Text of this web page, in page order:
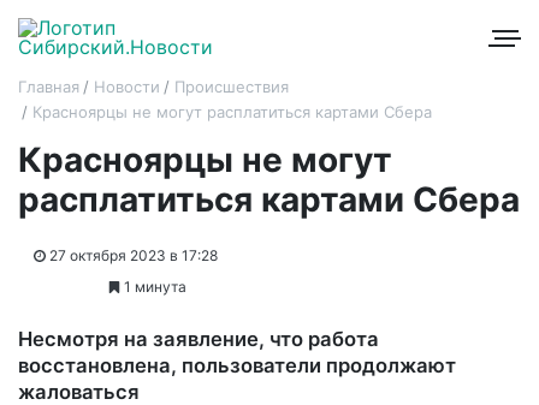
Главная Новости
Происшествия
Красноярцы не могут расплатиться картами Сбера
Красноярцы не могут
расплатиться картами Сбера
27 октября 2023 в 17:28
1 минута
Несмотря на заявление, что работа
восстановлена, пользователи продолжают
жаловаться